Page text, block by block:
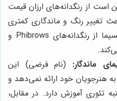
است از رنگدانه‌های ارزان قیمت
تغییر رنگ و ماندگاری کمتری
می‌شود، در حالی که بهسیما از رنگدانه‌های Phibrows و
ماندگار: (نام فرضی) این
هنرجویان خود ارائه نمی‌دهد و
تئوری آموزش دارد. در مقابل،